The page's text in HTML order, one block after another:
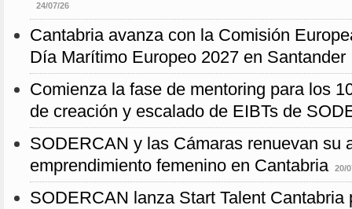
24/07/26
Cantabria avanza con la Comisión
Día Marítimo Europeo 2027 en Santander
Comienza la fase de mentoring para los
de creación y escalado de EIBTs de
SODERCAN y las Cámaras renuevan su
emprendimiento femenino en Cantabria
20/
SODERCAN lanza Start Talent Cantabria